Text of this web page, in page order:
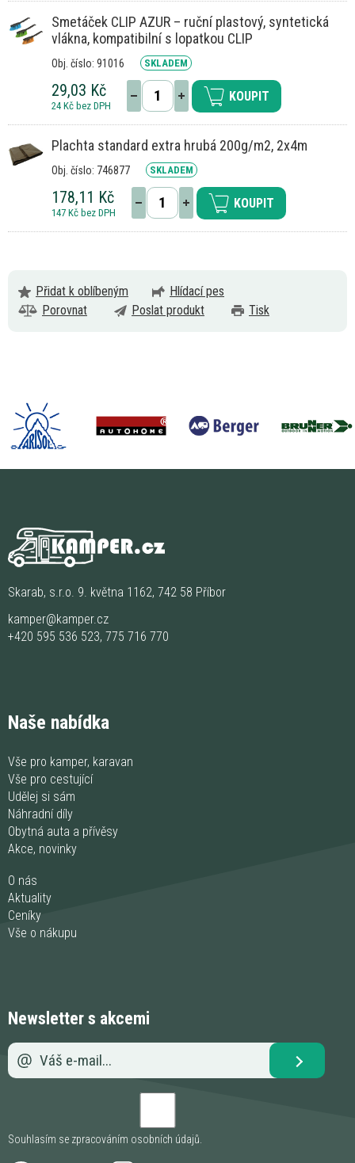
Smetáček CLIP AZUR – ruční plastový, syntetická
vlákna, kompatibilní s lopatkou CLIP
Obj. číslo: 91016 SKLADEM
29,03 Kč
24 Kč bez DPH
KOUPIT
Plachta standard extra hrubá 200g/m2, 2x4m
Obj. číslo: 746877 SKLADEM
178,11 Kč
147 Kč bez DPH
KOUPIT
Přidat k oblíbeným
Hlídací pes
Porovnat
Poslat produkt Tisk
Skarab, s.r.o. 9. května 1162, 742 58 Příbor
kamper@kamper.cz
+420 595 536 523, 775 716 770
Naše nabídka
Vše pro kamper, karavan
Vše pro cestující
Udělej si sám
Náhradní díly
Obytná auta a přívěsy
Akce, novinky
O nás
Aktuality
Ceníky
Vše o nákupu
Newsletter s akcemi
Souhlasím se zpracováním osobních údajů